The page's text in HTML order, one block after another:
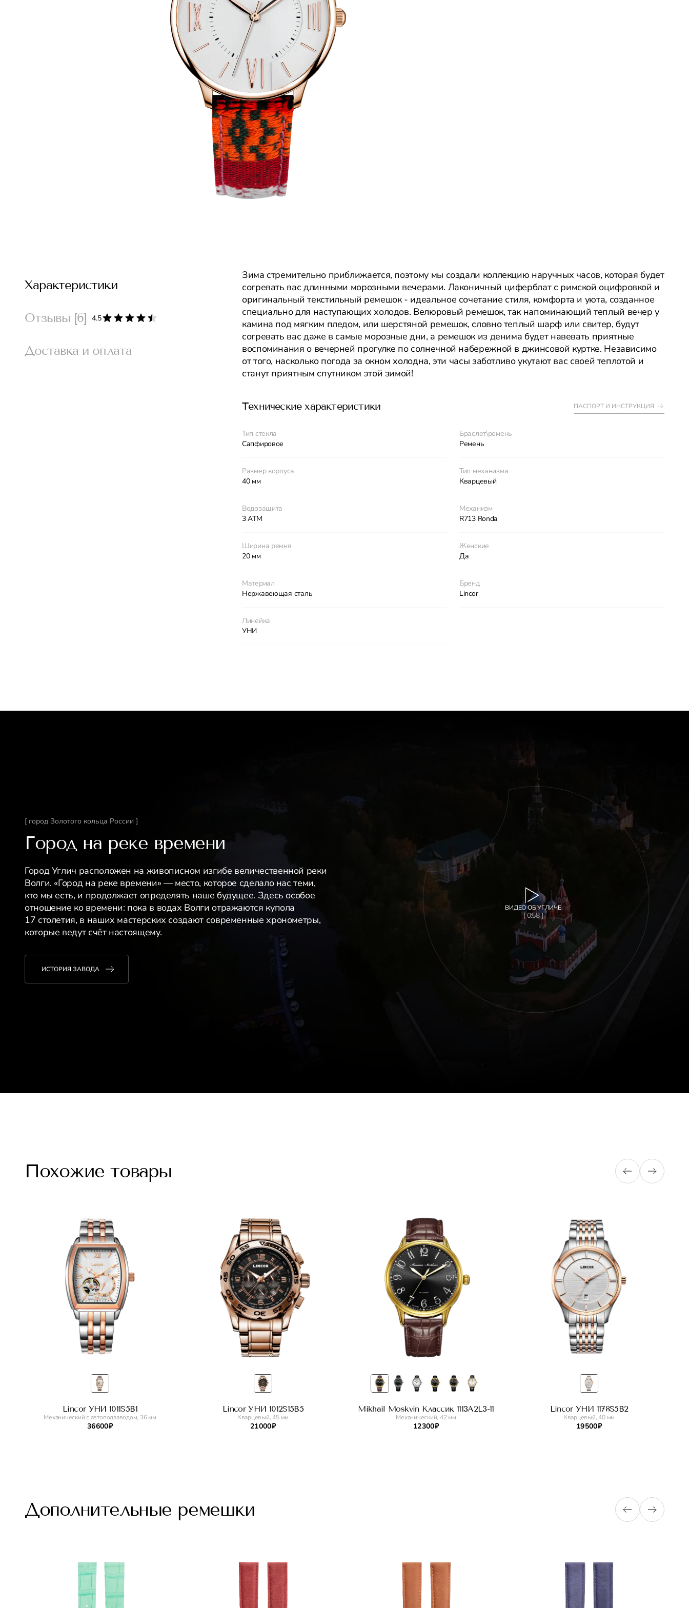
Характеристики
Отзывы [6] 4.5
Доставка и оплата
Зима стремительно приближается, поэтому мы создали коллекцию наручных часов, которая будет
согревать вас длинными морозными вечерами. Лаконичный циферблат с римской оцифровкой и
оригинальный текстильный ремешок - идеальное сочетание стиля, комфорта и уюта, созданное
специально для наступающих холодов. Велюровый ремешок, так напоминающий теплый вечер у
камина под мягким пледом, или шерстяной ремешок, словно теплый шарф или свитер, будут
согревать вас даже в самые морозные дни, а ремешок из денима будет навевать приятные
воспоминания о вечерней прогулке по солнечной набережной в джинсовой куртке. Независимо
от того, насколько погода за окном холодна, эти часы заботливо укутают вас своей теплотой и
станут приятным спутником этой зимой!
Технические характеристики ПАСПОРТ И ИНСТРУКЦИЯ
Тип стекла
Сапфировое
Браслет\ремень
Ремень
Размер корпуса
40 мм
Тип механизма
Кварцевый
Водозащита
3 АТМ
Механизм
R713 Ronda
Ширина ремня
20 мм
Женские
Да
Материал
Нержавеющая сталь
Бренд
Lincor
Линейка
УНИ
ВИДЕО ОБ УГЛИЧЕ
[ 0:58 ]
[ город Золотого кольца России ]
Город на реке времени
Город Углич расположен на живописном изгибе величественной реки
Волги. «Город на реке времени» — место, которое сделало нас теми,
кто мы есть, и продолжает определять наше будущее. Здесь особое
отношение ко времени: пока в водах Волги отражаются купола
17 столетия, в наших мастерских создают современные хронометры,
которые ведут счёт настоящему.
ИСТОРИЯ ЗАВОДА
Похожие товары
Lincor УНИ 1011S5B1
Механический с автоподзаводом, 36 мм
36 600 ₽
Lincor УНИ 1012S15B5
Кварцевый, 45 мм
21 000 ₽
Mikhail Moskvin Классик 1113A2L3-11
Механический, 42 мм
12 300 ₽
Lincor УНИ 1178S5B2
Кварцевый, 40 мм
19 500 ₽
Дополнительные ремешки